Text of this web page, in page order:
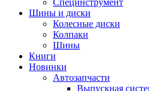
Специнструмент
Шины и диски
Колесные диски
Колпаки
Шины
Книги
Новинки
Автозапчасти
Выпускная